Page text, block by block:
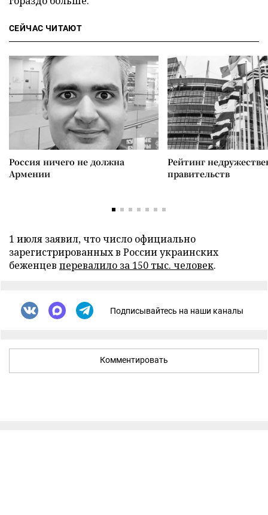
СЕЙЧАС ЧИТАЮТ
Россия ничего не должна
Армении
Рейтинг
правительств
1 июля заявил, что число официально
зарегистрированных в России украинских
беженцев перевалило за 150 тыс. человек.
Подписывайтесь на наши каналы
Комментировать